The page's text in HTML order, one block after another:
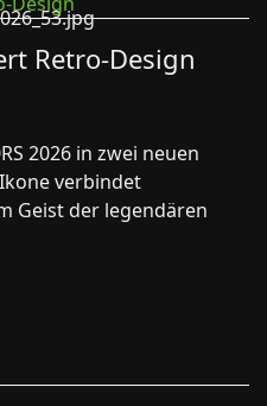
Retro-Design
2026 in zwei neuen
verbindet
Geist der legendären